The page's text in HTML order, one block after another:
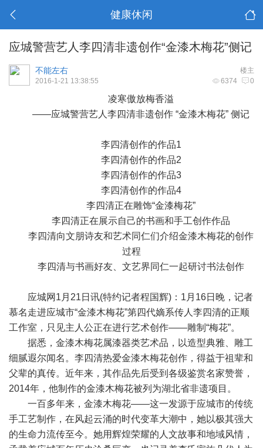
健康休闲
应城警营艺人李四清非遗创作“金漆木梅花”侧记
楼主
不能左右
6374 0
2016-1-21 13:38:55
凌寒傲放梅香溢
——应城警营艺人李四清非遗创作 “金漆木梅花” 侧记
李四清创作的作品1
李四清创作的作品2
李四清创作的作品3
李四清创作的作品4
李四清正在雕饰“金漆梅花”
李四清正在展示自己的书画和手工创作作品
李四清向文朋诗友和艺术同仁们介绍金漆木梅花的创作
过程
李四清与书画好友、文艺界同仁一起研讨书法创作
应城网1月21日讯(特约记者程国辉)：1月16日晚，记者
慕名走进应城市“金漆木梅花”第四代嫡系传人李四清的正顺
工作室，只见主人公正在进行艺术创作——雕制“梅花”。
据悉，金漆木梅花属漆器类艺术品，以造型典雅、雕工
细腻遐尔闻名。李四清热爱金漆木梅花创作，得益于祖辈和
父辈的真传。近年来，其作品先后受到各级鉴赏名家赞誉，
2014年，他制作的金漆木梅花被列为湖北省非遗项目。
一百多年来，金漆木梅花——这一发源于应城市的传统
手工艺制作，在风起云涌的时代变革大潮中，她以极其强大
的生命力流传至今。她用辉煌荣耀的人文故事和地域风情，